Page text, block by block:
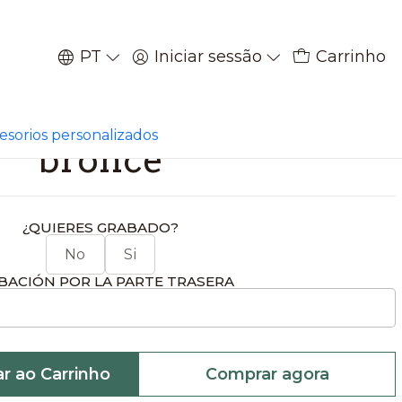
PT Iniciar sessão Carrinho
personalizados
ciervo
bronce
¿QUIERES GRABADO?
No Si
POR LA PARTE TRASERA
ao Carrinho Comprar agora